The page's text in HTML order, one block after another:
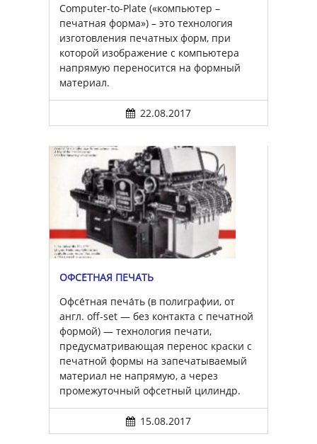
Computer-to-Plate («компьютер –
печатная форма») – это технология
изготовления печатных форм, при
которой изображение с компьютера
напрямую переносится на формный
материал.
22.08.2017
ОФСЕ́ТНАЯ ПЕЧА́ТЬ
Офсе́тная печа́ть (в полиграфии, от
англ. off-set — без контакта с печатной
формой) — технология печати,
предусматривающая перенос краски с
печатной формы на запечатываемый
материал не напрямую, а через
промежуточный офсетный цилиндр.
15.08.2017